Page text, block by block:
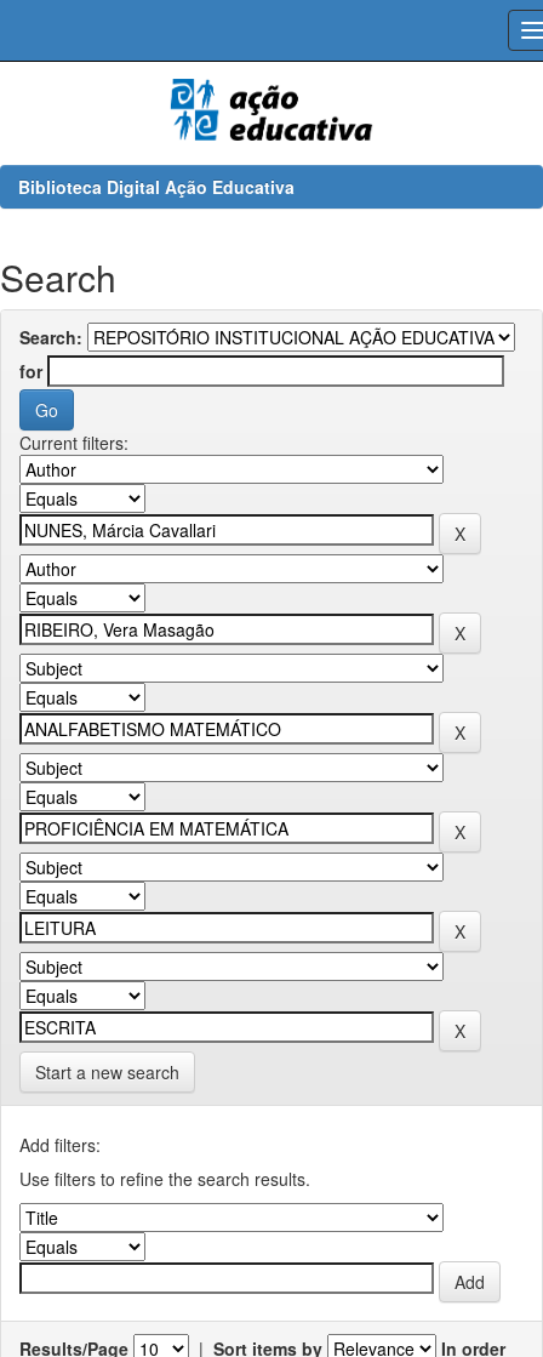
Biblioteca Digital Ação Educativa
Search
Search:
for
Current filters:
Start a new search
Add filters:
Use filters to refine the search results.
Results/Page | Sort items by
In order